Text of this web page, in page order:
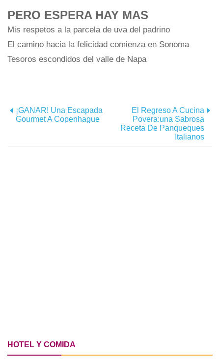
PERO ESPERA HAY MAS
Mis respetos a la parcela de uva del padrino
El camino hacia la felicidad comienza en Sonoma
Tesoros escondidos del valle de Napa
¡GANAR! Una Escapada
Gourmet A Copenhague
El Regreso A Cucina
Povera:una Sabrosa
Receta De Panqueques
Italianos
HOTEL Y COMIDA